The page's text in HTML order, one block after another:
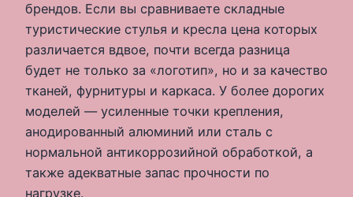
брендов. Если вы сравниваете складные
туристические стулья и кресла цена которых
различается вдвое, почти всегда разница
будет не только за «логотип», но и за качество
тканей, фурнитуры и каркаса. У более дорогих
моделей — усиленные точки крепления,
анодированный алюминий или сталь с
нормальной антикоррозийной обработкой, а
также адекватные запас прочности по
нагрузке.